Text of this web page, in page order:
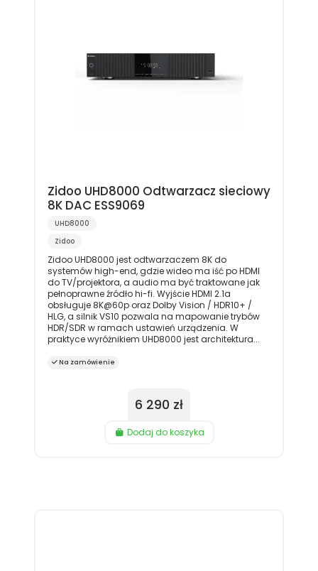
Zidoo UHD8000 Odtwarzacz sieciowy
8K DAC ESS9069
UHD8000
Zidoo
Zidoo UHD8000 jest odtwarzaczem 8K do
systemów high-end, gdzie wideo ma iść po HDMI
do TV/projektora, a audio ma być traktowane jak
pełnoprawne źródło hi-fi. Wyjście HDMI 2.1a
obsługuje 8K@60p oraz Dolby Vision / HDR10+ /
HLG, a silnik VS10 pozwala na mapowanie trybów
HDR/SDR w ramach ustawień urządzenia. W
praktyce wyróżnikiem UHD8000 jest architektura...
Na zamówienie
6 290 zł
Dodaj do koszyka